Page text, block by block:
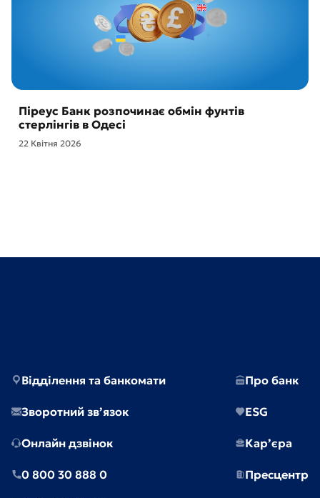
Піреус Банк розпочинає обмін фунтів
стерлінгів в Одесі
22 Квітня 2026
Відділення та банкомати
Зворотний зв’язок
Онлайн дзвінок
0 800 30 888 0
Про банк
ESG
Кар’єра
Пресцентр